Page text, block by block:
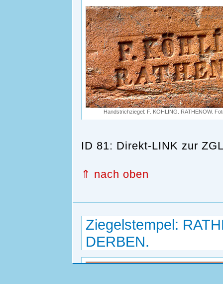
Handstrichziegel: F. KÖHLING. RATHENOW.
ID 81: Direkt-LINK zur
⇑ nach oben
Ziegelstempel:
DERBEN.